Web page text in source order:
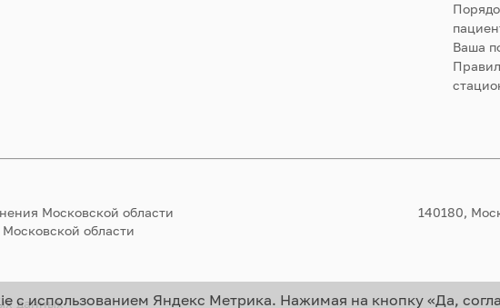
Ваша
Московской области
области
данных
140180,
с использованием Яндекс Метрика. Нажимая на кнопку «Да,